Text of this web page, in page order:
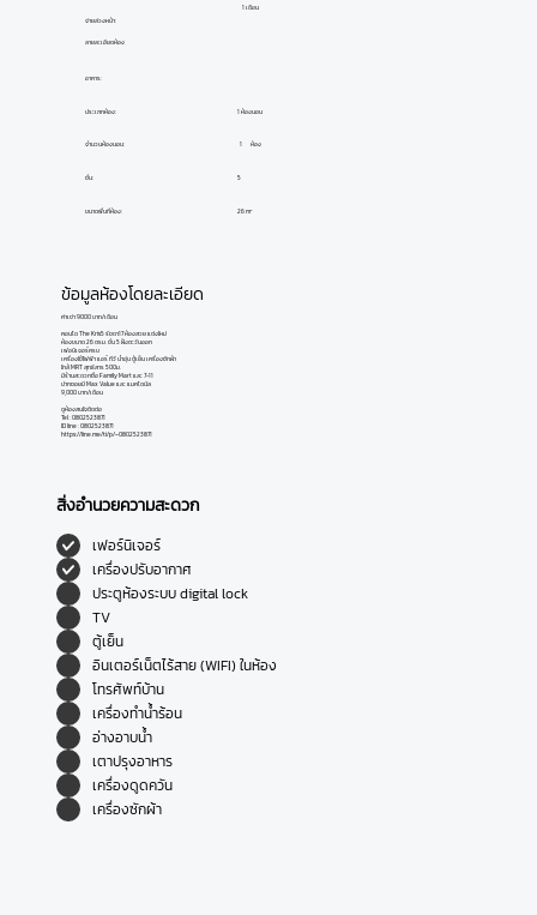
ข้อมูลห้องโดยละเอียด
ค่าเช่า 9000 บาท/เดือน
คอนโด The Kris5 รัชดา17 ห้องสวย แต่งใหม่
ห้องขนาด 26 ตรม. ชั้น 5 ฝั่งตะวันออก
เฟอนิเจอร์ครบ
เครื่องใช้ไฟฟ้า แอร์ ทีวี น้ำอุ่น ตู้เย็น เครื่องซักผ้า
ใกล้ MRT สุทธิสาร 500ม.
มีร้านสะดวกซื้อ Family Mart และ 7-11
ปากซอยมี Max Value และ แมคโดนัล
9,000 บาท/เดือน
ดูห้องสนใจติดต่อ
Tel : 0802523871
ID line : 0802523871
https://line.me/ti/p/~0802523871
ลายละเอียดห้อง
อาคาร:
ประเภทห้อง:
จำนวนห้องนอน:
ชั้น:
ขนาดพื้นที่ห้อง:
1 ห้องนอน
1
5
26 m²
ห้อง
จ่ายล่วงหน้า:
1 เดือน
สิ่งอำนวยความสะดวก
เฟอร์นิเจอร์
เครื่องปรับอากาศ
ประตูห้องระบบ digital lock
TV
ตู้เย็น
อินเตอร์เน็ตไร้สาย (WIFI) ในห้อง
โทรศัพท์บ้าน
เครื่องทำน้ำร้อน
อ่างอาบน้ำ
เตาปรุงอาหาร
เครื่องดูดควัน
เครื่องซักผ้า